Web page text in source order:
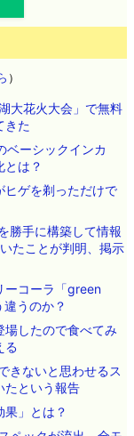
）
大花火大会」で無料
きた
ベーシックインカ
とは？
ヒゲを剃っただけで
勝手に構築して情報
たことが判明、掲示
ーコーラ「green
うのか？
したので食べてみ
る
きないと思わせるス
たという報告
果」とは？